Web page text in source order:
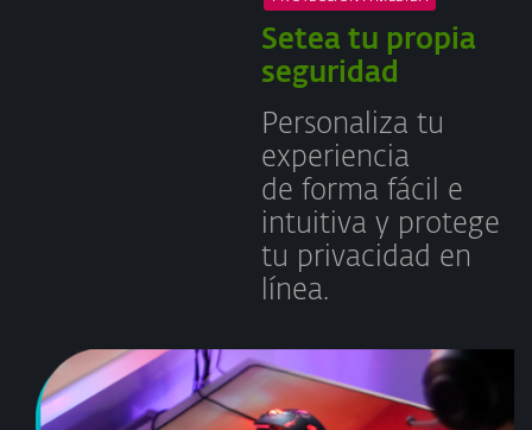
Setea tu propia
seguridad
Personaliza tu
experiencia
de forma fácil e
intuitiva y protege
tu privacidad en
línea.